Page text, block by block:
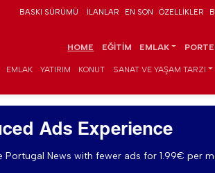
BASKI SÜRÜMÜ İLANLAR EN SON ÖZELLIKLER
HOME EĞITIM EMLAK
EMLAK YATIRIM KONUT SANAT VE YAŞAM TARZI
Ads Experience
Portugal News with fewer ads for 1.99€ per